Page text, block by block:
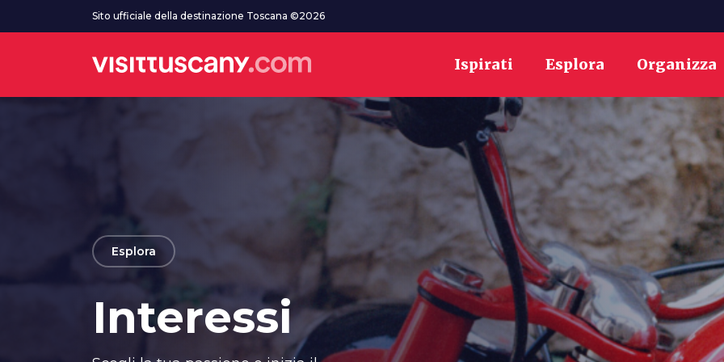
Vai al contenuto principaleSito ufficiale della destinazione Toscana ©2026
Ispirati Esplora Organizza
arrow_backEsplora
Interessi